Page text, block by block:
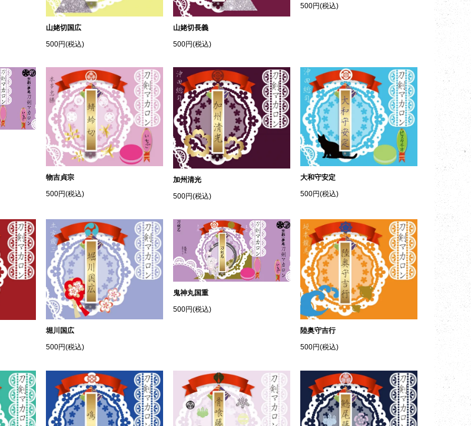
山姥切国広
500円(税込)
山姥切長義
500円(税込)
500円(税込)
物吉貞宗
500円(税込)
加州清光
500円(税込)
大和守安定
500円(税込)
堀川国広
500円(税込)
鬼神丸国重
500円(税込)
陸奥守吉行
500円(税込)